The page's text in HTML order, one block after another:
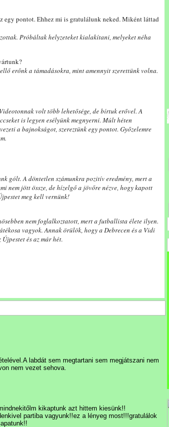
egy pontot. Ehhez mi is gratulálunk neked. Miként láttad
Próbáltak helyzeteket kialakítani, melyeket néha
erőnk a támadásokra, mint amennyit szerettünk volna.
volt több lehetősége, de bírtuk erővel. A
is legyen esélyünk megnyerni. Múlt héten
a bajnokságot, szereztünk egy pontot. Győzelemre
gólt. A döntetlen számunkra pozitív eredmény, mert a
nem jött össze, de hízelgő a jövőre nézve, hogy kapott
meg kell vernünk!
nem foglalkoztatott, mert a futballista élete ilyen.
vagyok. Annak örülök, hogy a Debrecen és a Vidi
és az már hét.
labdát sem megtartani sem megjátszani nem
nem vezet sehova.
kikaptunk azt hittem kiesünk!!
partiba vagyunk!!ez a lényeg most!!!gratulálok